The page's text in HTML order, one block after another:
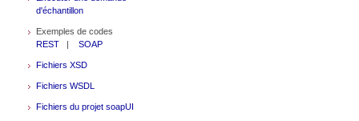
d'échantillon
Exemples de codes
REST | SOAP
Fichiers XSD
Fichiers WSDL
Fichiers du projet soapUI